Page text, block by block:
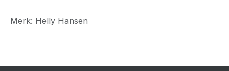
Merk: Helly Hansen